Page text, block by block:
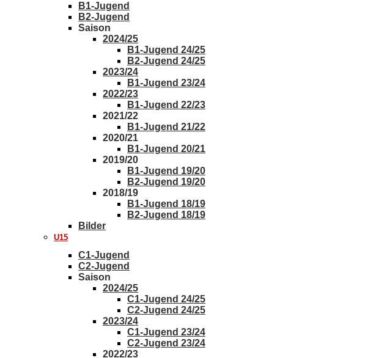
B1-Jugend
B2-Jugend
Saison
2024/25
B1-Jugend 24/25
B2-Jugend 24/25
2023/24
B1-Jugend 23/24
2022/23
B1-Jugend 22/23
2021/22
B1-Jugend 21/22
2020/21
B1-Jugend 20/21
2019/20
B1-Jugend 19/20
B2-Jugend 19/20
2018/19
B1-Jugend 18/19
B2-Jugend 18/19
Bilder
U15
C1-Jugend
C2-Jugend
Saison
2024/25
C1-Jugend 24/25
C2-Jugend 24/25
2023/24
C1-Jugend 23/24
C2-Jugend 23/24
2022/23